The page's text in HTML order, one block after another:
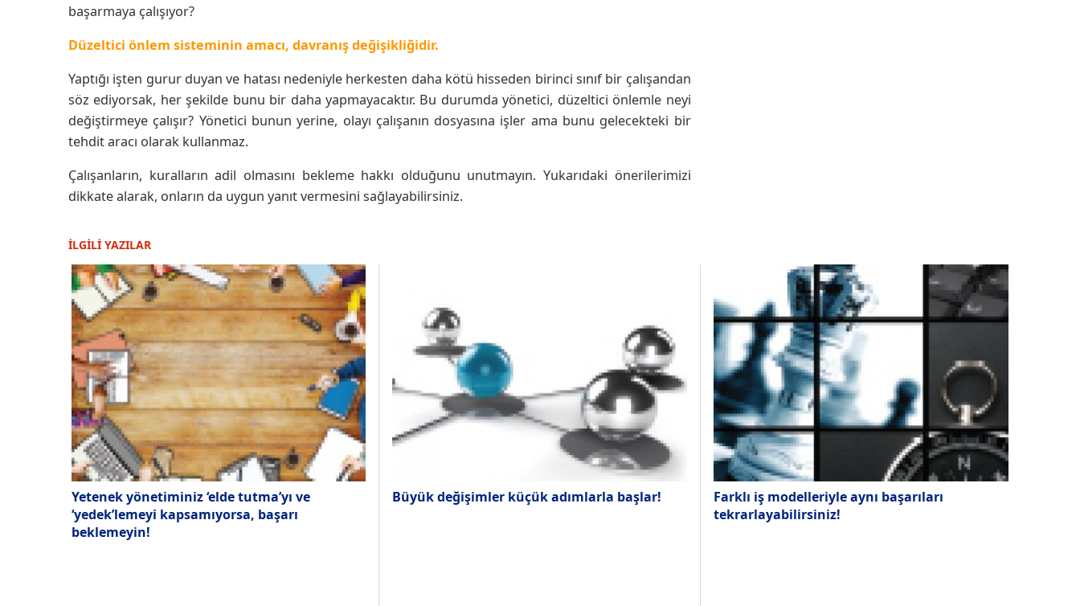
başarmaya çalışıyor?
Düzeltici önlem sisteminin amacı, davranış değişikliğidir.
Yaptığı işten gurur duyan ve hatası nedeniyle herkesten daha kötü hisseden birinci sınıf bir çalışandan
söz ediyorsak, her şekilde bunu bir daha yapmayacaktır. Bu durumda yönetici, düzeltici önlemle neyi
değiştirmeye çalışır? Yönetici bunun yerine, olayı çalışanın dosyasına işler ama bunu gelecekteki bir
tehdit aracı olarak kullanmaz.
Çalışanların, kuralların adil olmasını bekleme hakkı olduğunu unutmayın. Yukarıdaki önerilerimizi
dikkate alarak, onların da uygun yanıt vermesini sağlayabilirsiniz.
İLGİLİ YAZILAR
Yetenek yönetiminiz ‘elde tutma’yı ve
‘yedek’lemeyi kapsamıyorsa, başarı
beklemeyin!
Büyük değişimler küçük adımlarla başlar!
Farklı iş modelleriyle aynı başarıları
tekrarlayabilirsiniz!